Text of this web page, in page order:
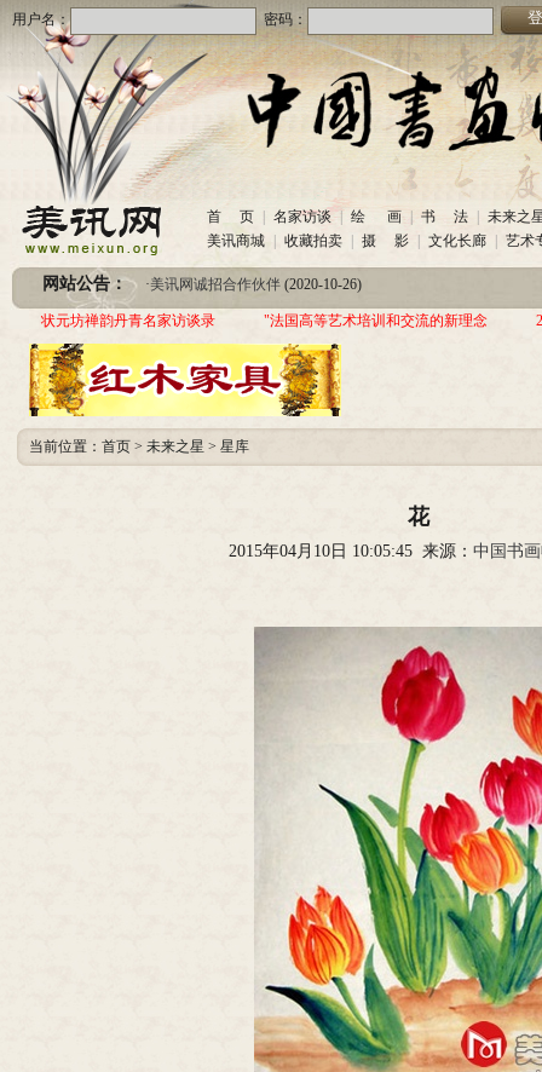
用户名： 密码：
首 页 名家访谈 绘 画 书 法
未来之
美讯商城
收藏拍卖 摄 影 文化长廊 艺术
网站公告：
·美讯网诚招合作伙伴(2020-10-26)
· 中国书画收藏频道服务咨询热线 (2020-06-26)
圆梦助学 爱心传递—中国当代实力派书画家作品交流展暨三年帮助100位贫困儿童行动
·美讯网诚招合作伙伴 (2020-10-26)
·中国书画收藏频道服务咨询热线(2020-06-26)
· 圆梦助学 爱心传递—中国当代实力派书画家作品交流展暨三年帮助100位贫困儿童行动
状元坊禅韵丹青名家访谈录 "法国高等艺术培训和交流的新理念
当前位置： 首页 > 未来之星 > 星库
花
2015年04月10日 10:05:45 来源： 中国书